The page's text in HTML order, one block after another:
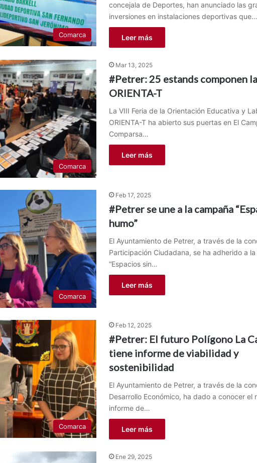
Comarca
concejala de Deportes, han anunciado las
inversiones en instalaciones deportivas que…
Leer más
Comarca
Mar 13, 2025
#Petrer: 25 estands componen
ORIENTA-T
La VIII Feria de la Orientación Educativa y
ORIENTA-T ha abierto sus puertas en El
Comparsa…
Leer más
Comarca
Feb 17, 2025
#Petrer se une a la campaña
humo”
El Ayuntamiento de Petrer, a través de la
Participación Ciudadana, se ha adherido a
“Espacios sin…
Leer más
Comarca
Feb 12, 2025
#Petrer: El futuro Polígono La
tiene informe de viabilidad y
sostenibilidad
El Ayuntamiento de Petrer, a través de la
Desarrollo Económico, ha dado a conocer el
informe de…
Leer más
Ene 29, 2025